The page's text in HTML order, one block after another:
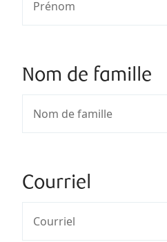
Nom de famille
Courriel